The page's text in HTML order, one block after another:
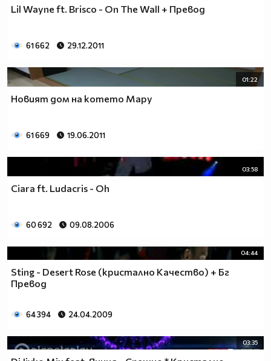
Lil Wayne ft. Brisco - On The Wall + Превод
61 662 29.12.2011
01:22
Нoвият дом на котето Мару
61 669 19.06.2011
03:58
Ciara ft. Ludacris - Oh
60 692 09.08.2006
04:44
Sting - Desert Rose (кристално Качество) + Бг
Превод
64 394 24.04.2009
03:35